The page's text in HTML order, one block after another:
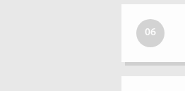
06